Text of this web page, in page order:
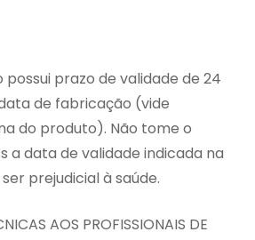
prazo de validade de 24
de fabricação (vide
do produto). Não tome o
a data de validade indicada na
prejudicial à saúde.
AOS PROFISSIONAIS DE